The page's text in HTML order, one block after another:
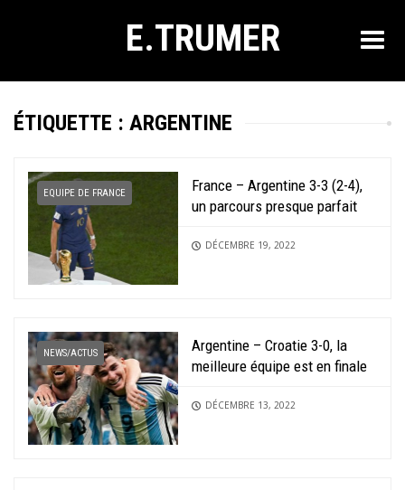
E.TRUMER
ÉTIQUETTE : ARGENTINE
EQUIPE DE FRANCE
France – Argentine 3-3 (2-4),
un parcours presque parfait
DÉCEMBRE 19, 2022
NEWS/ACTUS
Argentine – Croatie 3-0, la
meilleure équipe est en finale
DÉCEMBRE 13, 2022